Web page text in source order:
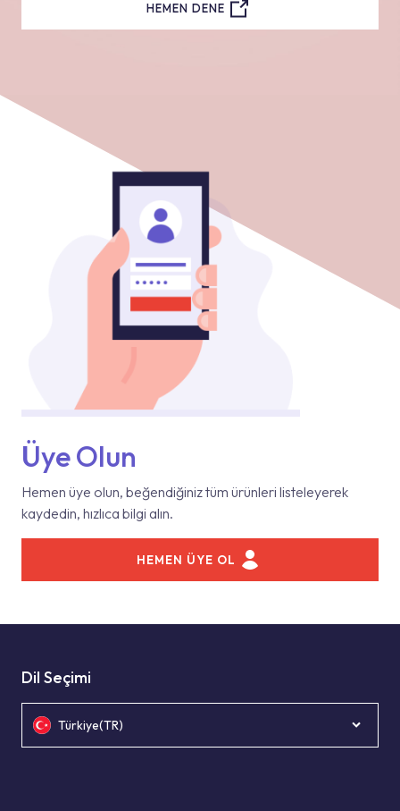
HEMEN DENE
Üye Olun
Hemen üye olun, beğendiğiniz tüm ürünleri listeleyerek
kaydedin, hızlıca bilgi alın.
HEMEN ÜYE OL
Dil Seçimi
Türkiye(TR)